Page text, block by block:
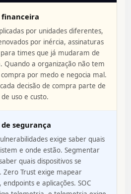
financeira
por unidades diferentes,
por inércia, assinaturas
para times que já mudaram de
Quando a organização não tem
por medo e negocia mal.
decisão de compra parte de
uso e custo.
segurança
exige saber quais
e onde estão. Segmentar
quais dispositivos se
Zero Trust exige mapear
endpoints e aplicações. SOC